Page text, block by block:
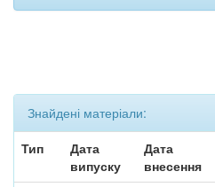
Знайдені матеріали:
Тип
Дата
випуску
Дата
внесення